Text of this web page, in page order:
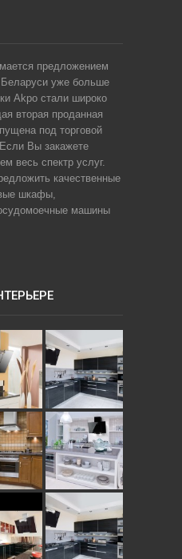
предложением
уже больше
Akpo стали широко
вторая проданная
под торговой
Вы закажете
весь спектр услуг.
качественные
шкафы,
машины